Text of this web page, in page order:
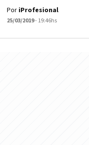
Por iProfesional
25/03/2019- 19:46hs